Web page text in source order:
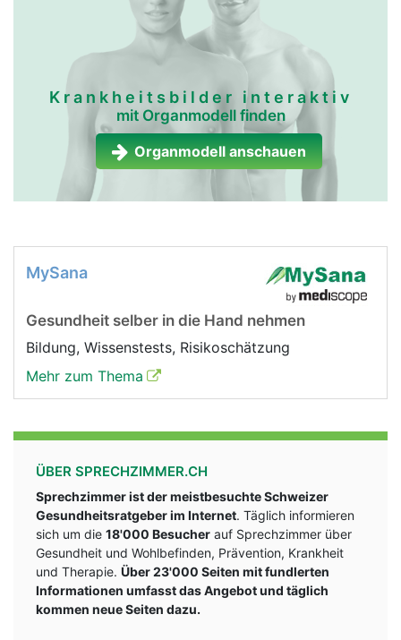
Krankheitsbilder interaktiv
mit Organmodell finden
Organmodell anschauen
MySana
Gesundheit selber in die Hand nehmen
Bildung, Wissenstests, Risikoschätzung
Mehr zum Thema
ÜBER SPRECHZIMMER.CH
Sprechzimmer ist der meistbesuchte Schweizer
Gesundheitsratgeber im Internet. Täglich informieren
sich um die 18'000 Besucher auf Sprechzimmer über
Gesundheit und Wohlbefinden, Prävention, Krankheit
und Therapie. Über 23'000 Seiten mit fundlerten
Informationen umfasst das Angebot und täglich
kommen neue Seiten dazu.